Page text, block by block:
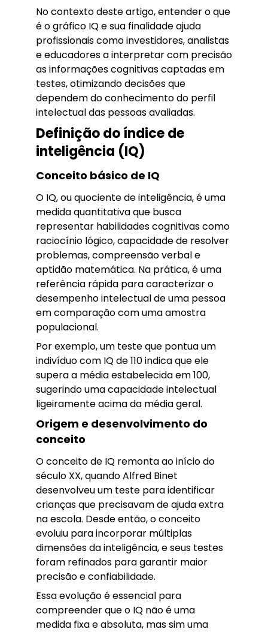
No contexto deste artigo, entender o que
é o gráfico IQ e sua finalidade ajuda
profissionais como investidores, analistas
e educadores a interpretar com precisão
as informações cognitivas captadas em
testes, otimizando decisões que
dependem do conhecimento do perfil
intelectual das pessoas avaliadas.
Definição do índice de
inteligência (IQ)
Conceito básico de IQ
O IQ, ou quociente de inteligência, é uma
medida quantitativa que busca
representar habilidades cognitivas como
raciocínio lógico, capacidade de resolver
problemas, compreensão verbal e
aptidão matemática. Na prática, é uma
referência rápida para caracterizar o
desempenho intelectual de uma pessoa
em comparação com uma amostra
populacional.
Por exemplo, um teste que pontua um
indivíduo com IQ de 110 indica que ele
supera a média estabelecida em 100,
sugerindo uma capacidade intelectual
ligeiramente acima da média geral.
Origem e desenvolvimento do
conceito
O conceito de IQ remonta ao início do
século XX, quando Alfred Binet
desenvolveu um teste para identificar
crianças que precisavam de ajuda extra
na escola. Desde então, o conceito
evoluiu para incorporar múltiplas
dimensões da inteligência, e seus testes
foram refinados para garantir maior
precisão e confiabilidade.
Essa evolução é essencial para
compreender que o IQ não é uma
medida fixa e absoluta, mas sim uma